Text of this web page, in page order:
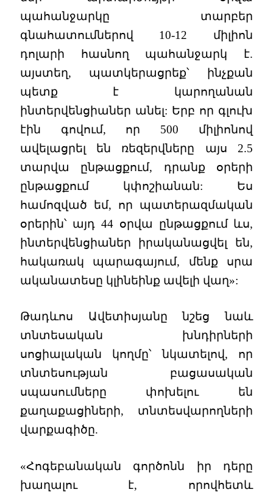
պահանջարկը տարբեր
գնահատումներով 10-12 միլիոն
դոլարի հասնող պահանջարկ է.
այստեղ, պատկերացրեք՝ ինչքան
պետք է կարողանան
ինտերվենցիաներ անել: Երբ որ գլուխ
էին գովում, որ 500 միլիոնով
ավելացրել են ռեզերվները այս 2.5
տարվա ընթացքում, դրանք օրերի
ընթացքում կփոշիանան: Ես
համոզված եմ, որ պատերազմական
օրերին՝ այդ 44 օրվա ընթացքում ևս,
ինտերվենցիաներ իրականացվել են,
հակառակ պարագայում, մենք սրա
ականատեսը կլինեինք ավելի վաղ»:
Թադևոս Ավետիսյանը նշեց նաև
տնտեսական խնդիրների
սոցիալական կողմը՝ նկատելով, որ
տնտեսության բացասական
սպասումները փոխելու են
քաղաքացիների, տնտեսվարողների
վարքագիծը.
«Հոգեբանական գործոնն իր դերը
խաղալու է, որովհետև